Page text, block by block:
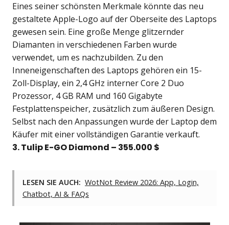
Eines seiner schönsten Merkmale könnte das neu
gestaltete Apple-Logo auf der Oberseite des Laptops
gewesen sein. Eine große Menge glitzernder
Diamanten in verschiedenen Farben wurde
verwendet, um es nachzubilden. Zu den
Inneneigenschaften des Laptops gehören ein 15-
Zoll-Display, ein 2,4 GHz interner Core 2 Duo
Prozessor, 4 GB RAM und 160 Gigabyte
Festplattenspeicher, zusätzlich zum äußeren Design.
Selbst nach den Anpassungen wurde der Laptop dem
Käufer mit einer vollständigen Garantie verkauft.
3. Tulip E-GO Diamond – 355.000 $
LESEN SIE AUCH: WotNot Review 2026: App, Login,
Chatbot, AI & FAQs